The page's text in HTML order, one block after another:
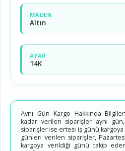
MADEN
Altın
AYAR
14K
Aynı Gün Kargo Hakkında
kadar verilen siparişler aynı
siparişler ise ertesi iş günü
günleri verilen siparişler,
kargoya verildiği günü takip